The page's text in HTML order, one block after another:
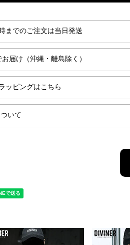
までのご注文は当日発送
届け（沖縄・離島除く）
ッピングはこちら
いて